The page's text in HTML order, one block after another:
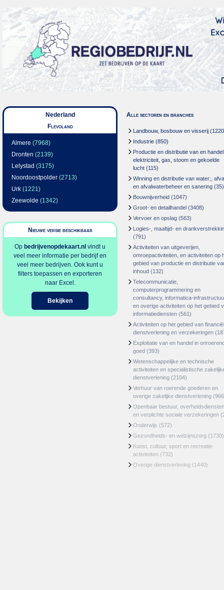
Nederland
Flevoland
Almere (7968)
Dronten (2139)
Lelystad (3175)
Noordoostpolder (2713)
Urk (1221)
Zeewolde (1342)
Nieuwe versie beschikbaar
Op bedrijvenopdekaart.nl vindt u
veel meer informatie per bedrijf en
veel meer bedrijven. Ook kunt u
filters toepassen en exporteren
naar Excel.
Bekijken
Alle sectoren en branches
Landbouw, bosbouw en visserij
Industrie (850)
Productie en distributie van en
elektriciteit, gas, stoom en gekoelde
lucht (115)
Winning en distributie van water;,
en afvalwaterbeheer en sanering (35)
Bouwnijverheid (1047)
Groot- en detailhandel (3408)
Vervoer en opslag (563)
Logies-, maaltijd- en
(791)
Activiteiten van uitgeverijen,
omroepactiviteiten, en activiteiten op
gebied van productie en distributie
inhoud (132)
Telecommunicatie,
computerprogrammering en
consultancy, informatica-
en overige activiteiten op het gebied
informatiediensten (561)
Activiteiten op het gebied van
dienstverlening en verzekeringen
Exploitatie van en handel in
goed (393)
Wetenschappelijke en technische
activiteiten en specialistische
dienstverlening (2104)
Verhuur van roerende goederen en
overige zakelijke dienstverlening
Openbaar bestuur, overheidsdiensten
en verplichte sociale verzekeringen
Onderwijs (572)
Gezondheids- en welzijnszorg (1730)
Kunst, cultuur, sport en recreatie-
activiteiten (732)
Overige dienstverlening (1440)